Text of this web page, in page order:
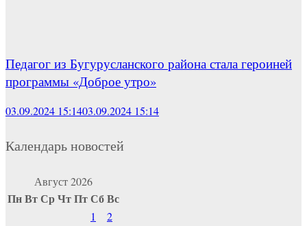
Педагог из Бугурусланского района стала героиней
программы «Доброе утро»
03.09.2024 15:1403.09.2024 15:14
Календарь новостей
Август 2026
ПнВтСрЧтПтСбВс
1
2